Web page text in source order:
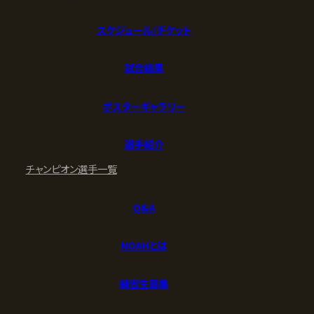
スケジュール/チケット
試合結果
ポスターギャラリー
選手紹介
チャンピオン選手一覧
Q&A
NOAHとは
練習生募集